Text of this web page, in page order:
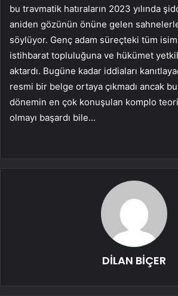
bu travmatik hatıraların 2023 yılında
aniden gözünün önüne gelen sahnelerle
söylüyor. Genç adam süreçteki tüm
istihbarat topluluğuna ve hükümet
aktardı. Bugüne kadar iddiaları
resmi bir belge ortaya çıkmadı ancak
dönemin en çok konuşulan komplo
olmayı başardı bile…
DİLAN BİÇER